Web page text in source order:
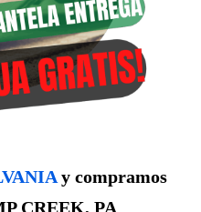
y compramos
CREEK, PA